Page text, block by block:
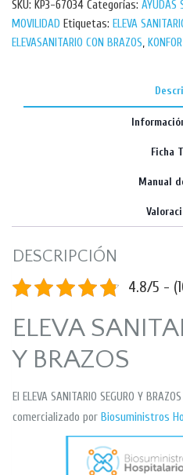
SKU: KP3-67034 Categorías: AYUDAS
MOVILIDAD Etiquetas: ELEVA
ELEVASANITARIO CON BRAZOS,
Ficha
Manual
DESCRIPCIÓN
4.8/5 -
ELEVA
Y BRAZOS
El ELEVA SANITARIO SEGURO Y
comercializado por Biosuministros